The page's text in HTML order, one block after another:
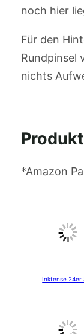
noch hier
Für den
Rundpinsel
nichts
*Amazon
Inktense 24er